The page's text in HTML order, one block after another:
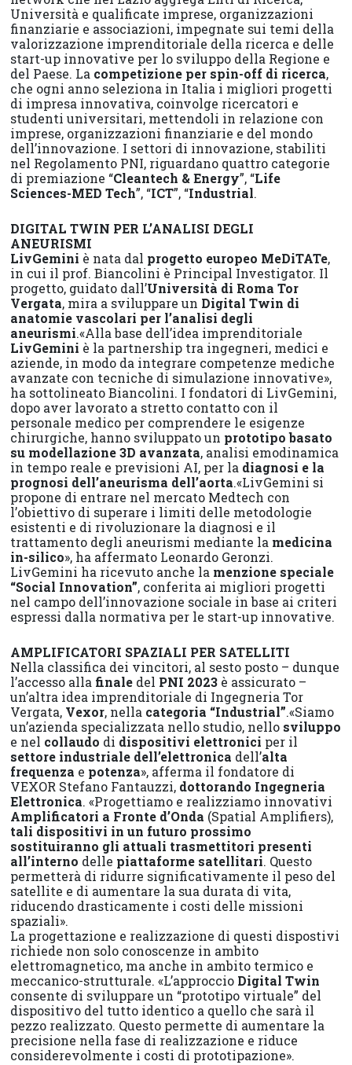
Università e qualificate imprese, organizzazioni
finanziarie e associazioni, impegnate sui temi della
valorizzazione imprenditoriale della ricerca e delle
start-up innovative per lo sviluppo della Regione e
del Paese. La competizione per spin-off di ricerca,
che ogni anno seleziona in Italia i migliori progetti
di impresa innovativa, coinvolge ricercatori e
studenti universitari, mettendoli in relazione con
imprese, organizzazioni finanziarie e del mondo
dell’innovazione. I settori di innovazione, stabiliti
nel Regolamento PNI, riguardano quattro categorie
di premiazione “Cleantech & Energy”, “Life
Sciences-MED Tech”, “ICT”, “Industrial.
DIGITAL TWIN PER L’ANALISI DEGLI
ANEURISMI
LivGemini è nata dal progetto europeo MeDiTATe,
in cui il prof. Biancolini è Principal Investigator. Il
progetto, guidato dall’Università di Roma Tor
Vergata, mira a sviluppare un Digital Twin di
anatomie vascolari per l’analisi degli
aneurismi.«Alla base dell’idea imprenditoriale
LivGemini è la partnership tra ingegneri, medici e
aziende, in modo da integrare competenze mediche
avanzate con tecniche di simulazione innovative»,
ha sottolineato Biancolini. I fondatori di LivGemini,
dopo aver lavorato a stretto contatto con il
personale medico per comprendere le esigenze
chirurgiche, hanno sviluppato un prototipo basato
su modellazione 3D avanzata, analisi emodinamica
in tempo reale e previsioni AI, per la diagnosi e la
prognosi dell’aneurisma dell’aorta.«LivGemini si
propone di entrare nel mercato Medtech con
l’obiettivo di superare i limiti delle metodologie
esistenti e di rivoluzionare la diagnosi e il
trattamento degli aneurismi mediante la medicina
in-silico», ha affermato Leonardo Geronzi.
LivGemini ha ricevuto anche la menzione speciale
“Social Innovation”, conferita ai migliori progetti
nel campo dell’innovazione sociale in base ai criteri
espressi dalla normativa per le start-up innovative.
AMPLIFICATORI SPAZIALI PER SATELLITI
Nella classifica dei vincitori, al sesto posto – dunque
l’accesso alla finale del PNI 2023 è assicurato –
un’altra idea imprenditoriale di Ingegneria Tor
Vergata, Vexor, nella categoria “Industrial”.«Siamo
un’azienda specializzata nello studio, nello sviluppo
e nel collaudo di dispositivi elettronici per il
settore industriale dell’elettronica dell’alta
frequenza e potenza», afferma il fondatore di
VEXOR Stefano Fantauzzi, dottorando Ingegneria
Elettronica. «Progettiamo e realizziamo innovativi
Amplificatori a Fronte d’Onda (Spatial Amplifiers),
tali dispositivi in un futuro prossimo
sostituiranno gli attuali trasmettitori presenti
all’interno delle piattaforme satellitari. Questo
permetterà di ridurre significativamente il peso del
satellite e di aumentare la sua durata di vita,
riducendo drasticamente i costi delle missioni
spaziali».
La progettazione e realizzazione di questi dispostivi
richiede non solo conoscenze in ambito
elettromagnetico, ma anche in ambito termico e
meccanico-strutturale. «L’approccio Digital Twin
consente di sviluppare un “prototipo virtuale” del
dispositivo del tutto identico a quello che sarà il
pezzo realizzato. Questo permette di aumentare la
precisione nella fase di realizzazione e riduce
considerevolmente i costi di prototipazione».